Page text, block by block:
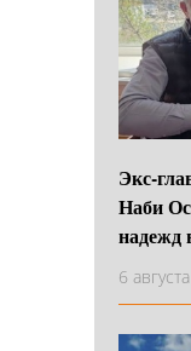
Экс-
Наби
надежд
6 августа